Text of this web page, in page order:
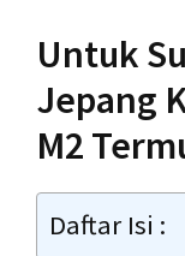
Untuk
Jepang
M2
Daftar Isi :